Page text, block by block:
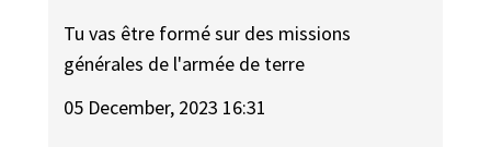
Tu vas être formé sur des missions
générales de l'armée de terre
05 December, 2023 16:31